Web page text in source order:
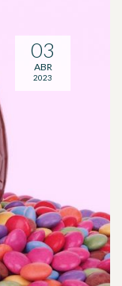
03
ABR
2023